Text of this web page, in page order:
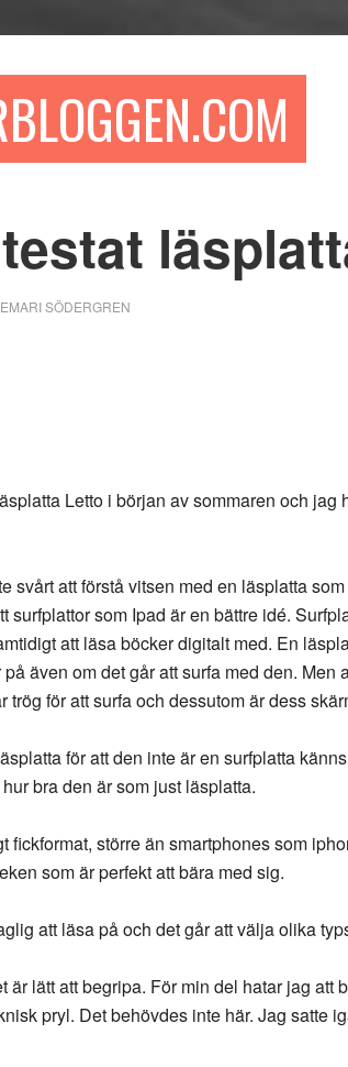
SÖDERGREN
Letto i början av sommaren och jag
svårt att förstå vitsen med en läsplatta
surfplattor som Ipad är en bättre idé.
att läsa böcker digitalt med. En
även om det går att surfa med den. Men
trög för att surfa och dessutom är dess
för att den inte är en surfplatta
bra den är som just läsplatta.
fickformat, större än smartphones som
som är perfekt att bära med sig.
att läsa på och det går att välja olika
är lätt att begripa. För min del hatar jag att
pryl. Det behövdes inte här. Jag satte